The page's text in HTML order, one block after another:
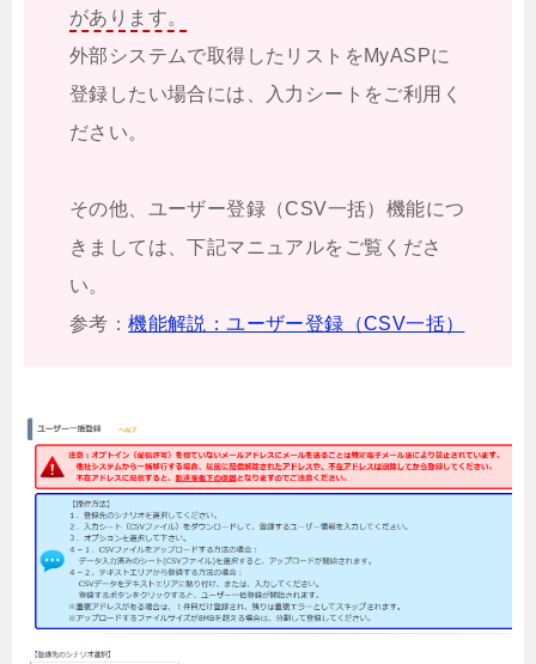
があります。
外部システムで取得したリストをMyASPに
登録したい場合には、入力シートをご利用く
ださい。
その他、ユーザー登録（CSV一括）機能につ
きましては、下記マニュアルをご覧くださ
い。
参考：機能解説：ユーザー登録（CSV一括）